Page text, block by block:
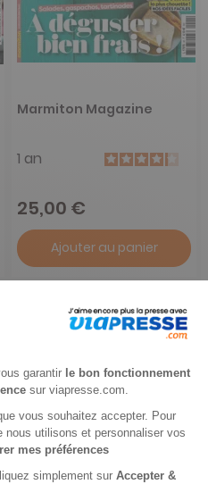
Marmiton Magazine
1 an
25,00 €
Ajouter au panier